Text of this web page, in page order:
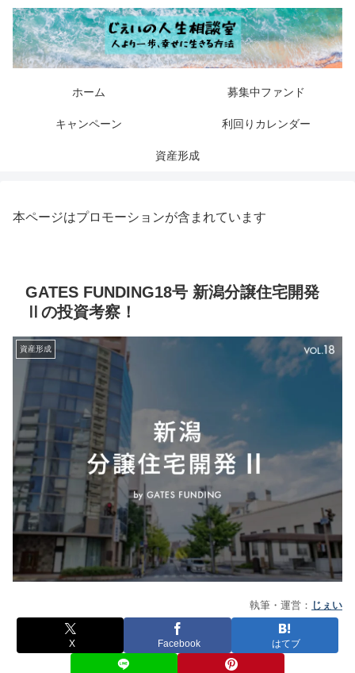
ホーム 募集中ファンド
キャンペーン 利回りカレンダー
資産形成
本ページはプロモーションが含まれています
GATES FUNDING18号 新潟分譲住宅開発
Ⅱの投資考察！
資産形成
執筆・運営： じぇい
X Facebook はてブ